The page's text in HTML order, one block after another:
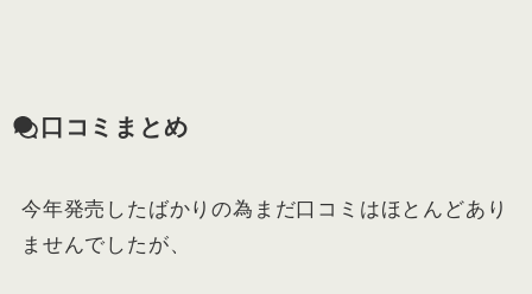
口コミまとめ
今年発売したばかりの為まだ口コミはほとんどあり
ませんでしたが、